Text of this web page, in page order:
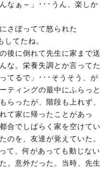
なぁ～」･･･うん、楽しか
さぼってて怒られた
してたね。
後に倒れて先生に家まで送
な。栄養失調とか言ってた
てるで」･･･そうそう、が
ティングの最中にふらっと
らったが、階段も上れず、
て家に帰ったことがあっ
合でしばらく家を空けてい
のを、友達が覚えていた。
て、何があっても動じない
。意外だった。当時、先生